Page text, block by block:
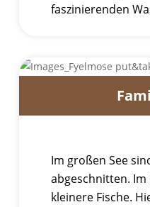
faszinierenden
Im großen See
abgeschnitten. Im
kleinere Fische.